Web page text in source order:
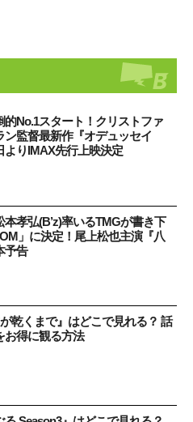
的No.1スタート！クリストファ
ン監督最新作『オデュッセイ
よりIMAX先行上映決定
本孝弘(B’z)率いるTMGが書き下
」に決定！尾上松也主演『八
予告
が乾くまで』はどこで見れる？ 話
お得に観る方法